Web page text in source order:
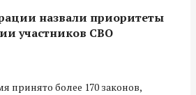
назвали приоритеты
участников СВО
принято более 170 законов,